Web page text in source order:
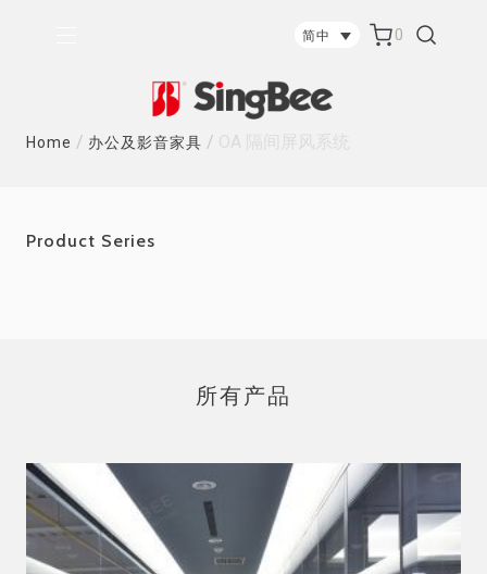
简中 0
Home / 办公及影音家具 /
Product Series
所有产品